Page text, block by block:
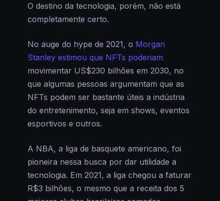
O destino da tecnologia, porém, não está
completamente certo.
No auge do hype de 2021, o Morgan
Stanley estimou que NFTs poderiam
movimentar US$230 bilhões em 2030, no
que algumas pessoas argumentam que as
NFTs podem ser bastante úteis a indústria
do entretenimento, seja em shows, eventos
esportivos e outros.
A NBA, a liga de basquete americano, foi
pioneira nessa busca por dar utilidade a
tecnologia. Em 2021, a liga chegou a faturar
R$3 bilhões, o mesmo que a receita dos 5